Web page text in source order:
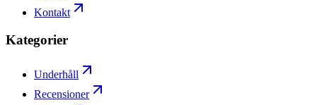
Kontakt
Kategorier
Underhåll
Recensioner